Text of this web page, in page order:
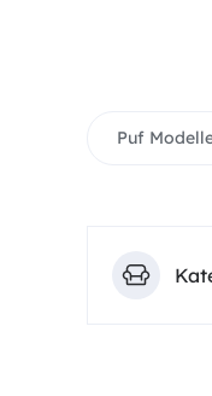
Puf